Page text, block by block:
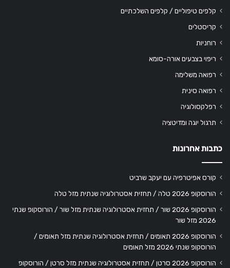
קלפים טיפוליים / קלפים השלכתיים
קריסטלים
רוחניות
ריפוי בצבעים אורה-סומא
רפואה משלימה
רפואה סינית
רפלקסולוגיה
תרגול יוגה ומדיטציה
כתבות אחרונות
קורס אפיטרפיה עם יעקב שרביט
הורוסקופ 2026 טלה / תחזית אסטרולוגיה שנתית מזל טלה
הורוסקופ 2026 שור / תחזית אסטרולוגיה שנתית מזל שור / הורוסקופ שנתי
2026 מזל שור
הורוסקופ 2026 תאומים / תחזית אסטרולוגיה שנתית מזל תאומים /
הורוסקופ שנתי 2026 מזל תאומים
הורוסקופ 2026 סרטן / תחזית אסטרולוגיה שנתית מזל סרטן / הורוסקופ